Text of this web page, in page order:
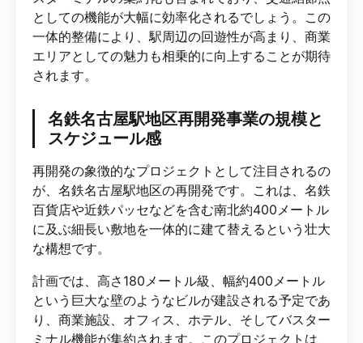
としての機能が大幅に効率化されるでしょう。この
一体的整備により、駅周辺の回遊性が高まり、商業
エリアとしての魅力も相乗的に向上することが期待
されます。
名鉄名古屋駅地区再開発事業の規模と
スケジュール感
再開発の象徴的なプロジェクトとして注目されるの
が、名鉄名古屋駅地区の再開発です。これは、名鉄
百貨店や近鉄パッセなどを含む南北約400メートル
に及ぶ細長い敷地を一体的に建て替えるという壮大
な構想です。
計画では、高さ180メートル級、幅約400メートル
という巨大な壁のようなビルが建設される予定であ
り、商業施設、オフィス、ホテル、そしてバスター
ミナル機能が集約されます。このプロジェクトは、